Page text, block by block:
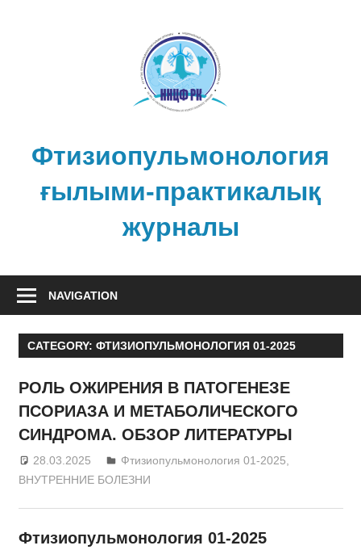
Фтизиопульмонология
ғылыми-практикалық
журналы
NAVIGATION
CATEGORY: ФТИЗИОПУЛЬМОНОЛОГИЯ 01-2025
РОЛЬ ОЖИРЕНИЯ В ПАТОГЕНЕЗЕ
ПСОРИАЗА И МЕТАБОЛИЧЕСКОГО
СИНДРОМА. ОБЗОР ЛИТЕРАТУРЫ
28.03.2025 admin
Фтизиопульмонология 01-2025
ВНУТРЕННИЕ БОЛЕЗНИ
Фтизиопульмонология 01-2025